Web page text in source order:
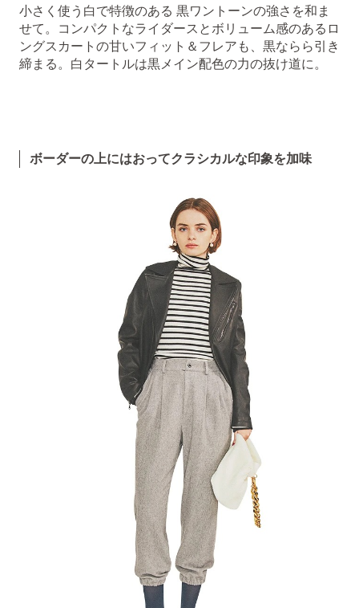
小さく使う白で特徴のある 黒ワントーンの強さを和ま
せて。コンパクトなライダースとボリューム感のあるロ
ングスカートの甘いフィット＆フレアも、黒ならら引き
締まる。白タートルは黒メイン配色の力の抜け道に。
ボーダーの上にはおってクラシカルな印象を加味